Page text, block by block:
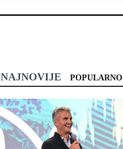
NAJNOVIJE POPULARNO